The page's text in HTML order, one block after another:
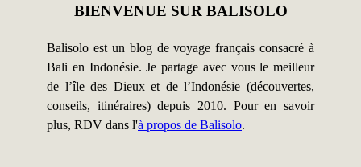
BIENVENUE SUR BALISOLO
Balisolo est un blog de voyage français consacré à
Bali en Indonésie. Je partage avec vous le meilleur
de l’île des Dieux et de l’Indonésie (découvertes,
conseils, itinéraires) depuis 2010. Pour en savoir
plus, RDV dans l'à propos de Balisolo.